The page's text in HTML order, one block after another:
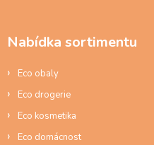
Nabídka sortimentu
Eco obaly
Eco drogerie
Eco kosmetika
Eco domácnost